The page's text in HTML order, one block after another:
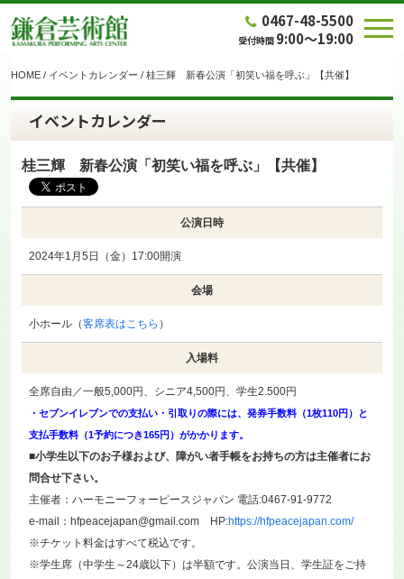
0467-48-5500
受付時間 9:00～19:00
HOME / イベントカレンダー / 桂三輝 新春公演「初笑い福を呼ぶ」【共催】
イベントカレンダー
桂三輝 新春公演「初笑い福を呼ぶ」【共催】
公演日時
2024年1月5日（金）17:00開演
会場
小ホール（客席表はこちら ）
入場料
全席自由／一般5,000円、シニア4,500円、学生2.500円
・セブンイレブンでの支払い・引取りの際には、発券手数料（1枚110円）と
支払手数料（1予約につき165円）がかかります。
■小学生以下のお子様および、障がい者手帳をお持ちの方は主催者にお
問合せ下さい。
主催者：ハーモニーフォーピースジャパン 電話:0467-91-9772
e-mail：hfpeacejapan@gmail.com HP:https://hfpeacejapan.com/
※チケット料金はすべて税込です。
※学生席（中学生～24歳以下）は半額です。公演当日、学生証をご持